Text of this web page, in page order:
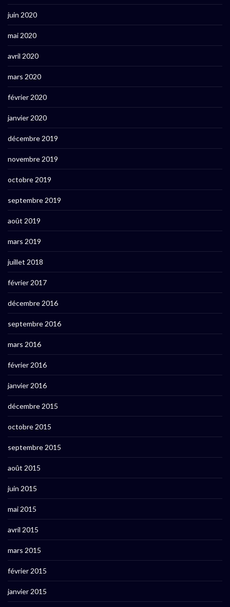
juin 2020
mai 2020
avril 2020
mars 2020
février 2020
janvier 2020
décembre 2019
novembre 2019
octobre 2019
septembre 2019
août 2019
mars 2019
juillet 2018
février 2017
décembre 2016
septembre 2016
mars 2016
février 2016
janvier 2016
décembre 2015
octobre 2015
septembre 2015
août 2015
juin 2015
mai 2015
avril 2015
mars 2015
février 2015
janvier 2015